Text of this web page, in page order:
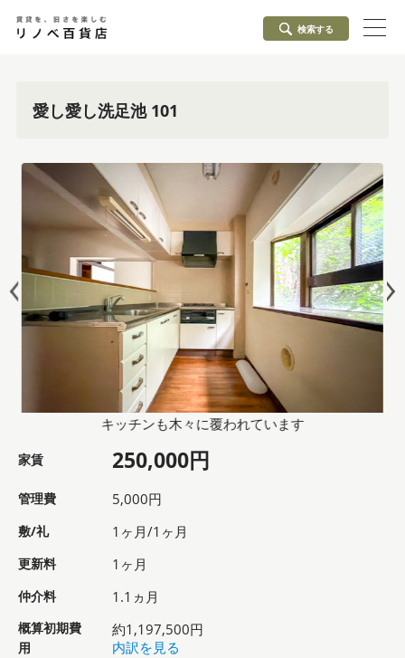
検索する
愛し愛し洗足池 101
キッチンも木々に覆われています
家賃 250,000円
管理費 5,000円
敷/礼 1ヶ月/1ヶ月
更新料 1ヶ月
仲介料 1.1ヵ月
概算初期費
用
約1,197,500円
内訳を見る